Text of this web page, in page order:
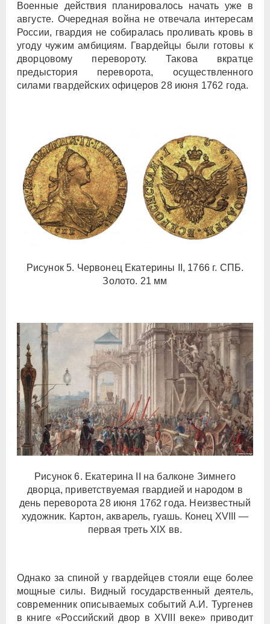
Военные действия планировалось начать уже в
августе. Очередная война не отвечала интересам
России, гвардия не собиралась проливать кровь в
угоду чужим амбициям. Гвардейцы были готовы к
дворцовому перевороту. Такова вкратце
предыстория переворота, осуществленного
силами гвардейских офицеров 28 июня 1762 года.
Рисунок 5. Червонец Екатерины II, 1766 г. СПБ.
Золото. 21 мм
Рисунок 6. Екатерина II на балконе Зимнего
дворца, приветствуемая гвардией и народом в
день переворота 28 июня 17б2 года. Неизвестный
художник. Картон, акварель, гуашь. Конец XVIII —
первая треть XIX вв.
Однако за спиной у гвардейцев стояли еще более
мощные силы. Видный государственный деятель,
современник описываемых событий А.И. Тургенев
в книге «Российский двор в XVIII веке» приводит